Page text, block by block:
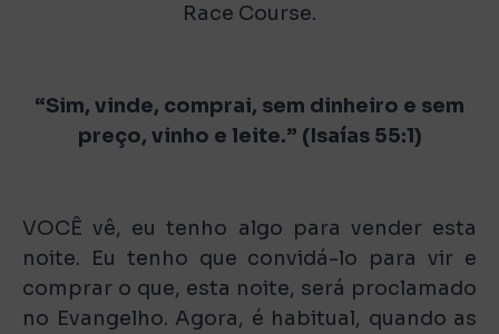
Race Course.
“Sim, vinde, comprai, sem dinheiro e sem
preço, vinho e leite.” (Isaías 55:1)
VOCÊ vê, eu tenho algo para vender esta
noite. Eu tenho que convidá-lo para vir e
comprar o que, esta noite, será proclamado
no Evangelho. Agora, é habitual, quando as